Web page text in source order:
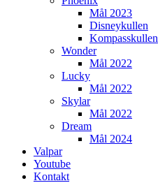
Mål 2023
Disneykullen
Kompasskullen
Wonder
Mål 2022
Lucky
Mål 2022
Skylar
Mål 2022
Dream
Mål 2024
Valpar
Youtube
Kontakt